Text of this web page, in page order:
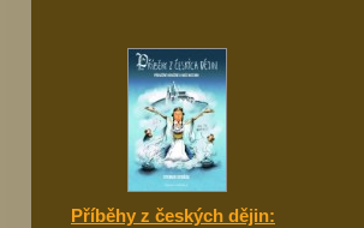
Příběhy z českých dějin: